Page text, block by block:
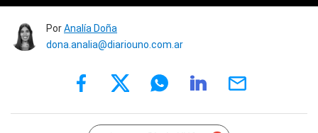
PorAnalía Doña
dona.analia@diariouno.com.ar